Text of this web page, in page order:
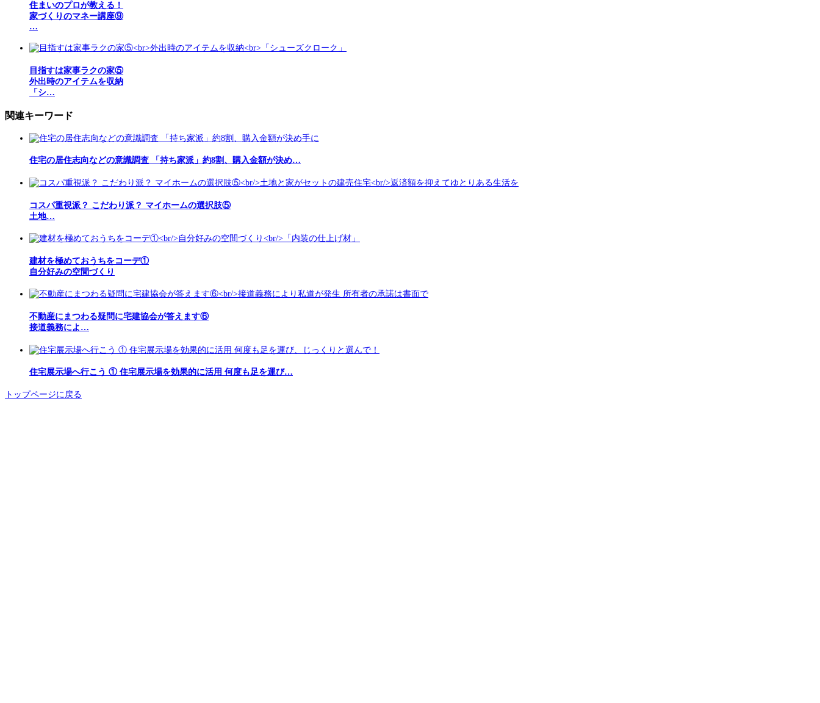
住まいのプロが教える！
家づくりのマネー講座⑨
…
目指すは家事ラクの家⑤
外出時のアイテムを収納
「シ…
関連キーワード
住宅の居住志向などの意識調査 「持ち家派」約8割、購入金額が決め…
コスパ重視派？ こだわり派？ マイホームの選択肢⑤
土地…
建材を極めておうちをコーデ①
自分好みの空間づくり
不動産にまつわる疑問に宅建協会が答えます⑥
接道義務によ…
住宅展示場へ行こう ① 住宅展示場を効果的に活用 何度も足を運び…
トップページに戻る